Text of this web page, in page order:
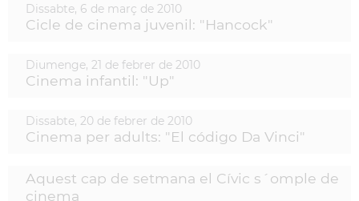
Dissabte, 6 de març de 2010
Cicle de cinema juvenil: "Hancock"
Diumenge, 21 de febrer de 2010
Cinema infantil: "Up"
Dissabte, 20 de febrer de 2010
Cinema per adults: "El código Da Vinci"
Aquest cap de setmana el Cívic s´omple de
cinema